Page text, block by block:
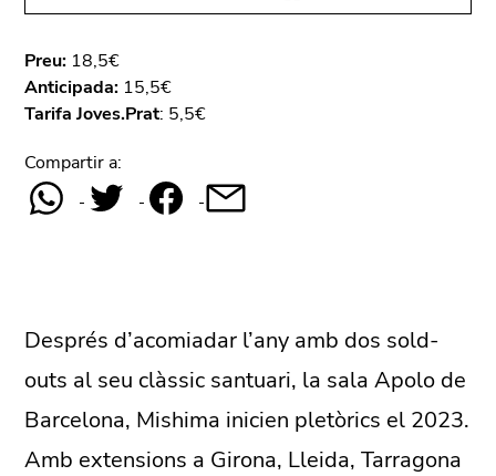
Preu: 18,5€
Anticipada: 15,5€
Tarifa Joves.Prat: 5,5€
Compartir a:
Després d’acomiadar l’any amb dos sold-
outs al seu clàssic santuari, la sala Apolo de
Barcelona, Mishima inicien pletòrics el 2023.
Amb extensions a Girona, Lleida, Tarragona